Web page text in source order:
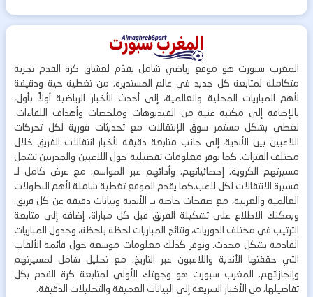
المغرب سبورت هو موقع رياضي شامل يقدّم لعشاق كرة القدم تجربة
متكاملة لمتابعة كل جديد في عالم المستديرة، من تغطية حية ودقيقة
لأهم المباريات المحلية والعالمية، إلى أحدث الأخبار الرياضية أولاً بأول،
بالإضافة إلى مكتبة غنية من الفيديوهات وملخصات وأهداف اللقاءات.
نغطي بشكل مستمر سوق الإنتقالات مع تحديثات فورية لكل تحركات
اللاعبين بين الأندية، إلى جانب متابعة دقيقة لأخبار انتقالات الفريق خلال
مختلف الفترات. كما نوفر معلومات تفصيلية حول اللاعبين والمدربين تشمل
مسيرتهم الكروية، إحصائياتهم، وأدائهم عبر المواسم، مع عرض كامل لـ
مسيرة الانتقالات لكل لاعب.كما يقدم الموقع تغطية شاملة لأهم البطولات
العالمية والعربية، مع صفحات خاصة بـ الأندية وبيانات دقيقة عن كل فريق.
ويمكنك الاطلاع على تشكيلة الفريق قبل كل مباراة، إضافة إلى متابعة
الترتيب في مختلف الدوريات، ونتائج المباريات لحظة بلحظة، وجدول المباريات
القادمة بشكل محدث. ونوفر كذلك معلومات موسعة حول قائمة الألقاب
التي حققتها الأندية واللاعبون عبر التاريخ، مع تحليل شامل لمسيرتهم
وإنجازاتهم. المغرب سبورت هو وجهتك الأولى لمتابعة كرة القدم بكل
تفاصيلها، من الأخبار السريعة إلى البيانات العميقة والتحليلات الدقيقة.